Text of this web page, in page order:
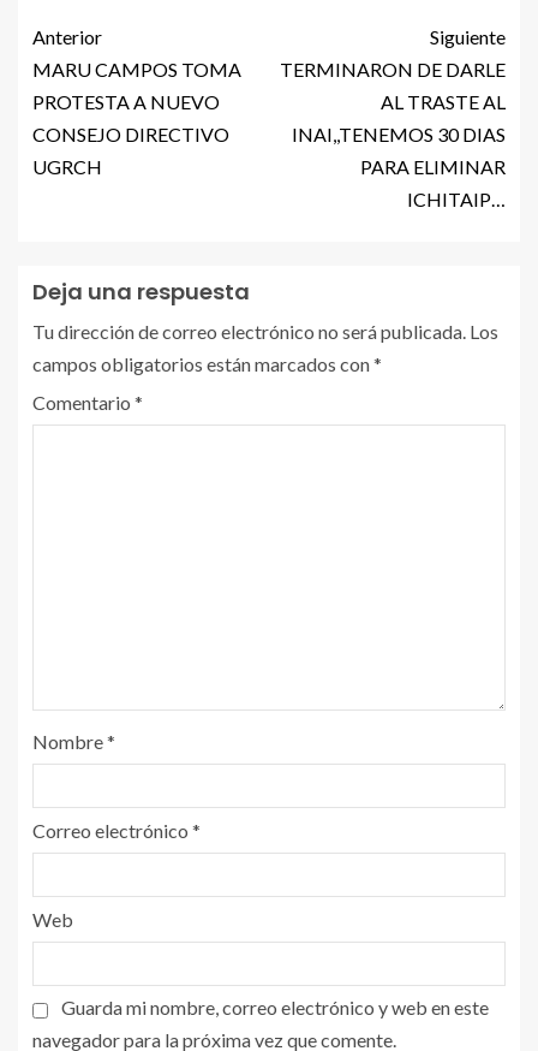
Anterior
MARU CAMPOS TOMA
PROTESTA A NUEVO
CONSEJO DIRECTIVO
UGRCH
Siguiente
TERMINARON DE DARLE
AL TRASTE AL
INAI,,TENEMOS 30 DIAS
PARA ELIMINAR
ICHITAIP…
Deja una respuesta
Tu dirección de correo electrónico no será publicada. Los
campos obligatorios están marcados con*
Comentario *
Nombre*
Correo electrónico *
Web
Guarda mi nombre, correo electrónico y web en este
navegador para la próxima vez que comente.